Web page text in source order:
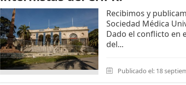
Recibimos y
Sociedad Médica
Dado el conflicto en
del...
Publicado el: 18